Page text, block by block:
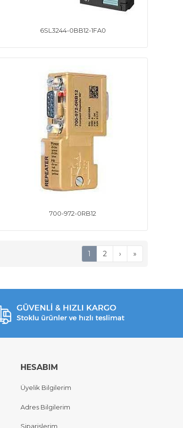
6SL3244-0BB12-1FA0
700-972-0RB12
1 2 › »
HESABIM
Üyelik Bilgilerim
Adres Bilgilerim
Siparişlerim